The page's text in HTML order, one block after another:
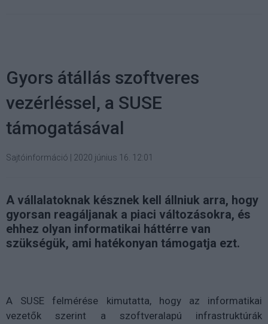
Gyors átállás szoftveres
vezérléssel, a SUSE
támogatásával
Sajtóinformáció 2020 június 16. 12:01
A vállalatoknak késznek kell állniuk arra, hogy
gyorsan reagáljanak a piaci változásokra, és
ehhez olyan informatikai háttérre van
szükségük, ami hatékonyan támogatja ezt.
A SUSE felmérése kimutatta, hogy az informatikai
vezetők szerint a szoftveralapú infrastruktúrák